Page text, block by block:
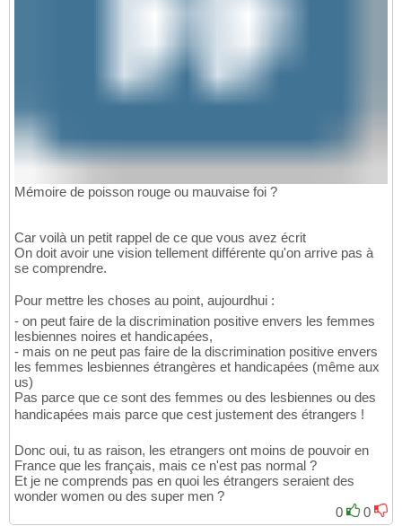
Mémoire de poisson rouge ou mauvaise foi ?
Car voilà un petit rappel de ce que vous avez écrit
On doit avoir une vision tellement différente qu'on arrive pas à
se comprendre.
Pour mettre les choses au point, aujourdhui :
- on peut faire de la discrimination positive envers les femmes
lesbiennes noires et handicapées,
- mais on ne peut pas faire de la discrimination positive envers
les femmes lesbiennes étrangères et handicapées (même aux
us)
Pas parce que ce sont des femmes ou des lesbiennes ou des
handicapées mais parce que cest justement des étrangers !
Donc oui, tu as raison, les etrangers ont moins de pouvoir en
France que les français, mais ce n'est pas normal ?
Et je ne comprends pas en quoi les étrangers seraient des
wonder women ou des super men ?
0
0